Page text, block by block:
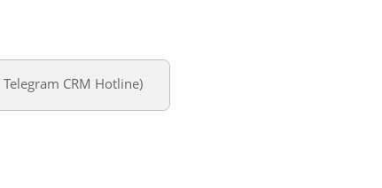
Telegram CRM Hotline)